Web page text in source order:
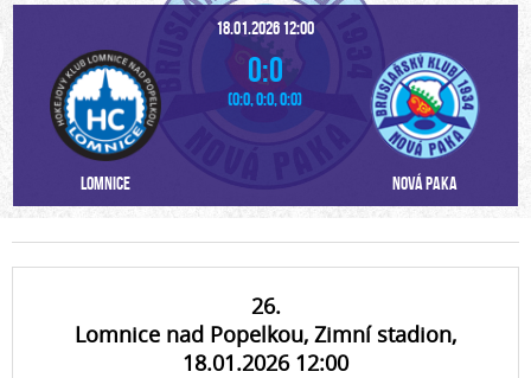
18.01.2026 12:00
Lomnice
0:0
(0:0, 0:0, 0:0)
Nová Paka
26.
Lomnice nad Popelkou, Zimní stadion,
18.01.2026 12:00